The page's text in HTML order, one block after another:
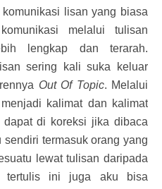
lisan yang biasa
melalui tulisan
lengkap dan terarah.
sering kali suka keluar
Out Of Topic. Melalui
kalimat dan kalimat
di koreksi jika dibaca
termasuk orang yang
lewat tulisan daripada
tertulis ini juga aku bisa